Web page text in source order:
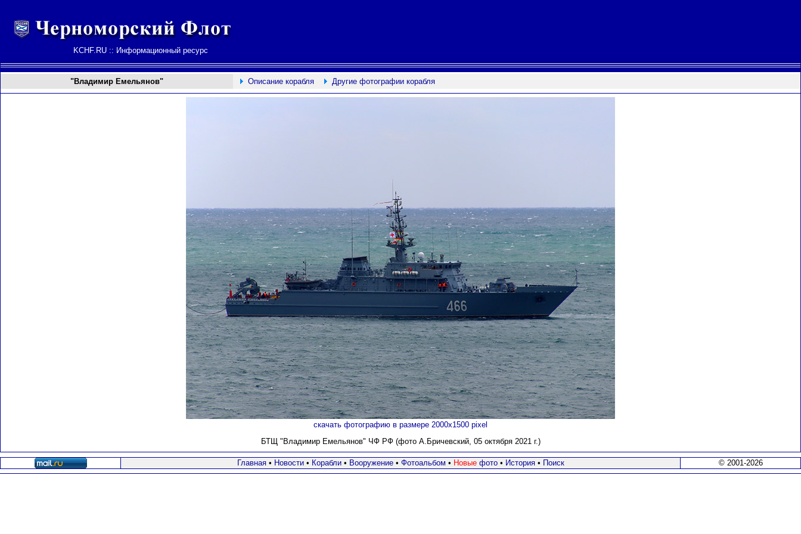
KCHF.RU :: Информационный ресурс
"Владимир Емельянов" Описание корабля Другие фотографии корабля
скачать фотографию в размере 2000х1500 pixel
БТЩ "Владимир Емельянов" ЧФ РФ (фото А.Бричевский, 05 октября 2021 г.)
Главная• Новости• Корабли• Вооружение • Фотоальбом • Новыефото • История• Поиск © 2001-2026